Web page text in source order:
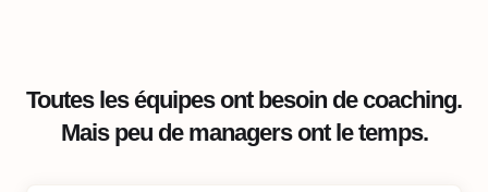
Toutes les équipes ont besoin de coaching.
Mais peu de managers ont le temps.